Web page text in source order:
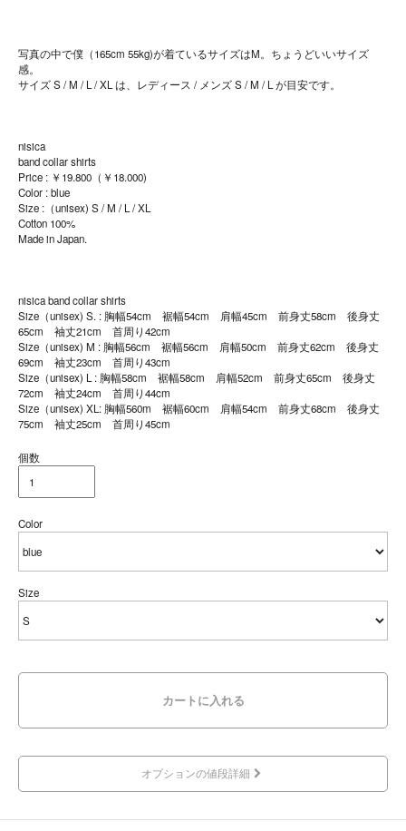
写真の中で僕（165cm 55kg)が着ているサイズはM。ちょうどいいサイズ
感。
サイズ S / M / L / XL は、レディース / メンズ S / M / L が目安です。
nisica
band collar shirts
Price : ￥19.800（￥18.000)
Color : blue
Size :（unisex) S / M / L / XL
Cotton 100%
Made in Japan.
nisica band collar shirts
Size（unisex) S. : 胸幅54cm 裾幅54cm 肩幅45cm 前身丈58cm 後身丈
65cm 袖丈21cm 首周り42cm
Size（unisex) M : 胸幅56cm 裾幅56cm 肩幅50cm 前身丈62cm 後身丈
69cm 袖丈23cm 首周り43cm
Size（unisex) L : 胸幅58cm 裾幅58cm 肩幅52cm 前身丈65cm 後身丈
72cm 袖丈24cm 首周り44cm
Size（unisex) XL: 胸幅560m 裾幅60cm 肩幅54cm 前身丈68cm 後身丈
75cm 袖丈25cm 首周り45cm
個数
Color
Size
カートに入れる
オプションの値段詳細